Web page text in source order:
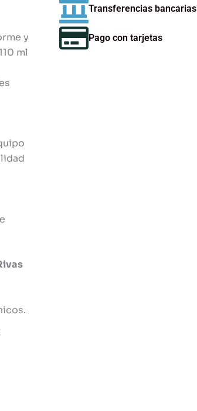
y
ml
Transferencias bancarias
Pago con tarjetas